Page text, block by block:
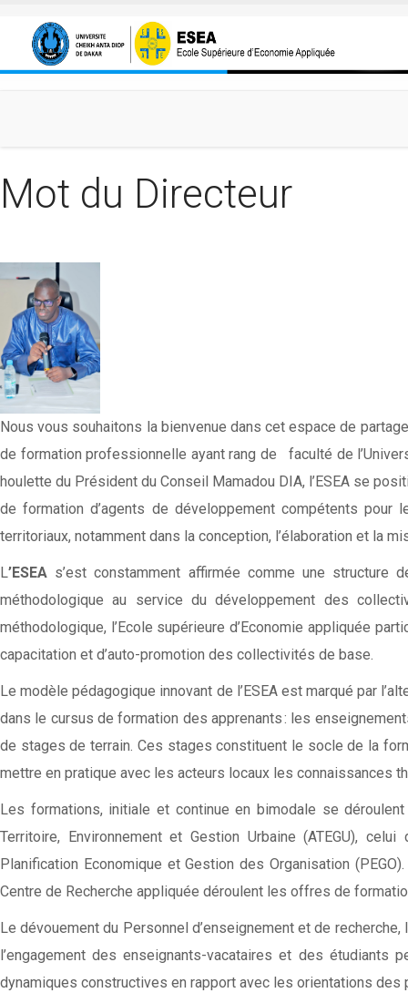
Mot du Directeur
Nous vous souhaitons la bienvenue dans cet espace de
de formation professionnelle ayant rang de faculté de
houlette du Président du Conseil Mamadou DIA, l’ESEA se
de formation d’agents de développement compétents pour
territoriaux, notamment dans la conception, l’élaboration et la
L’ESEA s’est constamment affirmée comme une structure
méthodologique au service du développement des
méthodologique, l’Ecole supérieure d’Economie appliquée
capacitation et d’auto-promotion des collectivités de base.
Le modèle pédagogique innovant de l’ESEA est marqué par
dans le cursus de formation des apprenants : les
de stages de terrain. Ces stages constituent le socle de la
mettre en pratique avec les acteurs locaux les connaissances
Les formations, initiale et continue en bimodale se
Territoire, Environnement et Gestion Urbaine (ATEGU),
Planification Economique et Gestion des Organisation
Centre de Recherche appliquée déroulent les offres de
Le dévouement du Personnel d’enseignement et de
l’engagement des enseignants-vacataires et des étudiants
dynamiques constructives en rapport avec les orientations des